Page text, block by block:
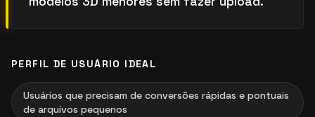
PERFIL DE USUÁRIO IDEAL
Usuários que precisam de conversões rápidas e pontuais
de arquivos pequenos